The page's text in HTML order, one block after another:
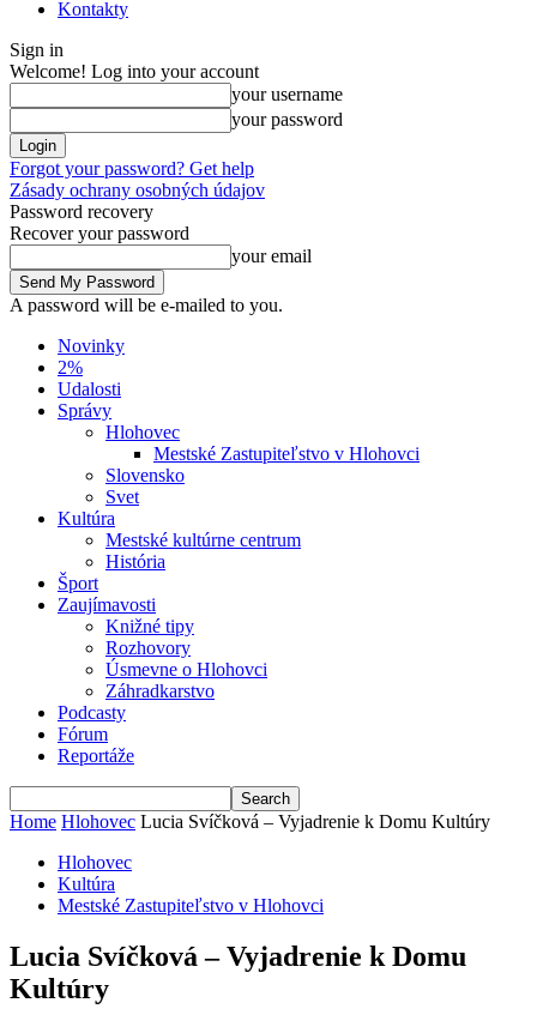
Kontakty
Sign in
Welcome! Log into your account
your username
your password
Forgot your password? Get help
Zásady ochrany osobných údajov
Password recovery
Recover your password
your email
A password will be e-mailed to you.
Novinky
2%
Udalosti
Správy
Hlohovec
Mestské Zastupiteľstvo v Hlohovci
Slovensko
Svet
Kultúra
Mestské kultúrne centrum
História
Šport
Zaujímavosti
Knižné tipy
Rozhovory
Úsmevne o Hlohovci
Záhradkarstvo
Podcasty
Fórum
Reportáže
Home Hlohovec Lucia Svíčková – Vyjadrenie k Domu Kultúry
Hlohovec
Kultúra
Mestské Zastupiteľstvo v Hlohovci
Lucia Svíčková – Vyjadrenie k Domu
Kultúry